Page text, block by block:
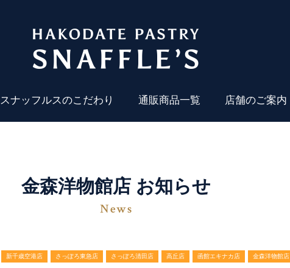
スナッフルスのこだわり 通販商品一覧 店舗のご案内
金森洋物館店 お知らせ
News
新千歳空港店 さっぽろ東急店 さっぽろ清田店 高丘店 函館エキナカ店 金森洋物館店